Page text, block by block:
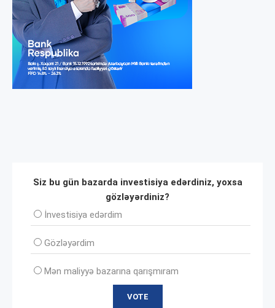
Siz bu gün bazarda investisiya edərdiniz, yoxsa
gözləyərdiniz?
İnvеstisiya edərdim
Gözləyərdim
Mən maliyyə bazarına qarışmıram